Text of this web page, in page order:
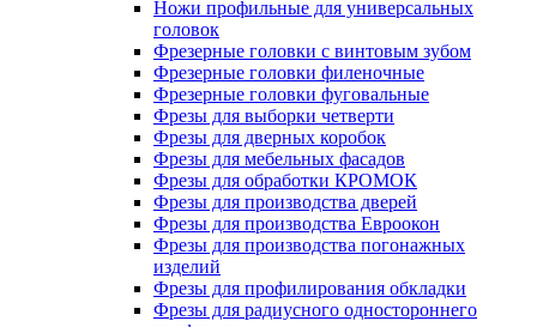
Ножи профильные для универсальных
головок
Фрезерные головки с винтовым зубом
Фрезерные головки филеночные
Фрезерные головки фуговальные
Фрезы для выборки четверти
Фрезы для дверных коробок
Фрезы для мебельных фасадов
Фрезы для обработки КРОМОК
Фрезы для производства дверей
Фрезы для производства Евроокон
Фрезы для производства погонажных
изделий
Фрезы для профилирования обкладки
Фрезы для радиусного одностороннего